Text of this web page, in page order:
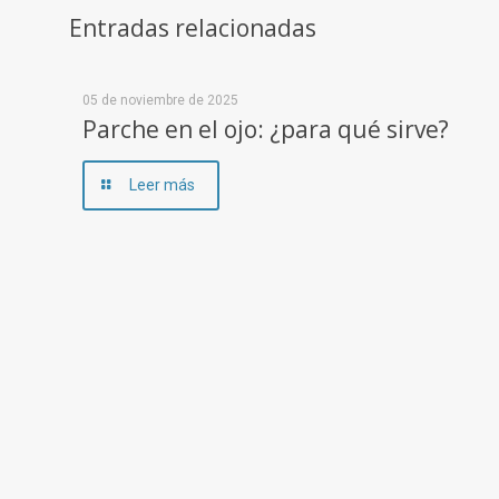
Entradas relacionadas
05 de noviembre de 2025
Parche en el ojo: ¿para qué sirve?
Leer más